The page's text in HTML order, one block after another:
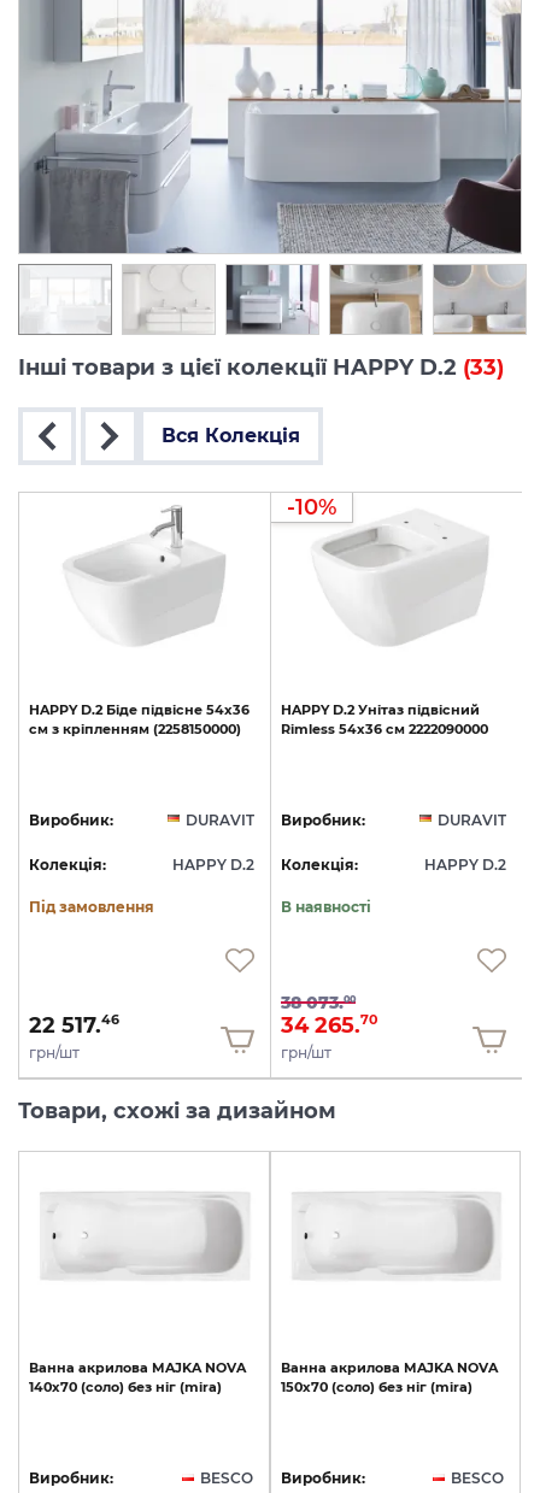
Інші товари з цієї колекції HAPPY D.2 (33)
Вся Колекція
HAPPY D.2 Біде підвісне 54х36
см з кріпленням (2258150000)
Виробник: DURAVIT
Колекція: HAPPY D.2
Під замовлення
22 517.46
грн/шт
-10%
HAPPY D.2 Унітаз підвісний
Rimless 54х36 см 2222090000
Виробник: DURAVIT
Колекція: HAPPY D.2
В наявності
38 073.00
34 265.70
грн/шт
Товари, схожі за дизайном
Ванна акрилова MAJKA NOVA
140х70 (соло) без ніг (mira)
Виробник: BESCO
Ванна акрилова MAJKA NOVA
150х70 (соло) без ніг (mira)
Виробник: BESCO